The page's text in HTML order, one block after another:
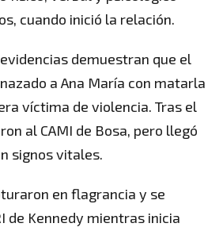
cuando inició la relación.
demuestran que el
a Ana María con matarla
víctima de violencia. Tras el
al CAMI de Bosa, pero llegó
signos vitales.
en flagrancia y se
de Kennedy mientras inicia